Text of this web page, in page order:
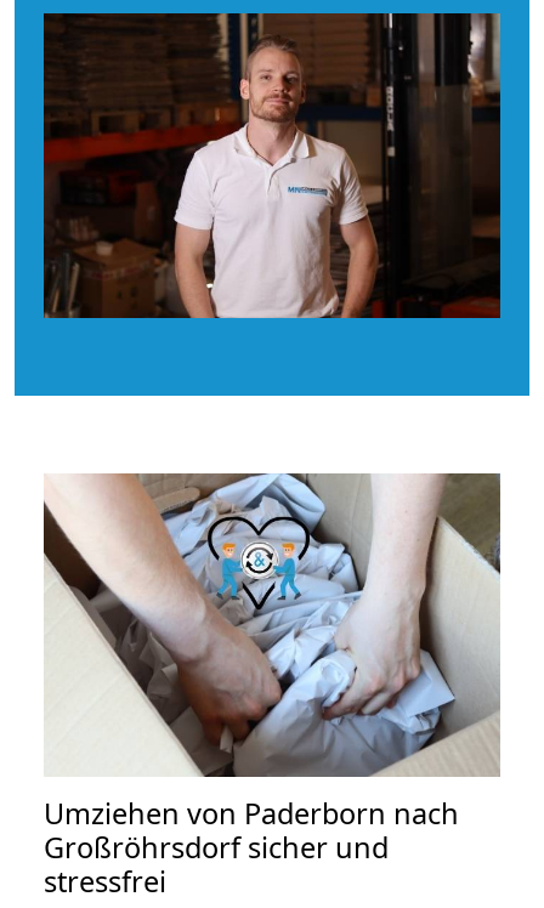
Umziehen von Paderborn nach
Großröhrsdorfsicher und
stressfrei